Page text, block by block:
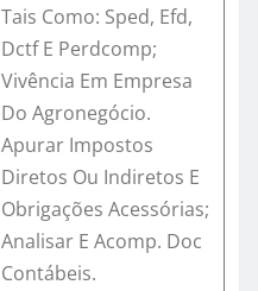
Tais Como: Sped, Efd,
Dctf E Perdcomp;
Vivência Em Empresa
Do Agronegócio.
Apurar Impostos
Diretos Ou Indiretos E
Obrigações Acessórias;
Analisar E Acomp. Doc
Contábeis.